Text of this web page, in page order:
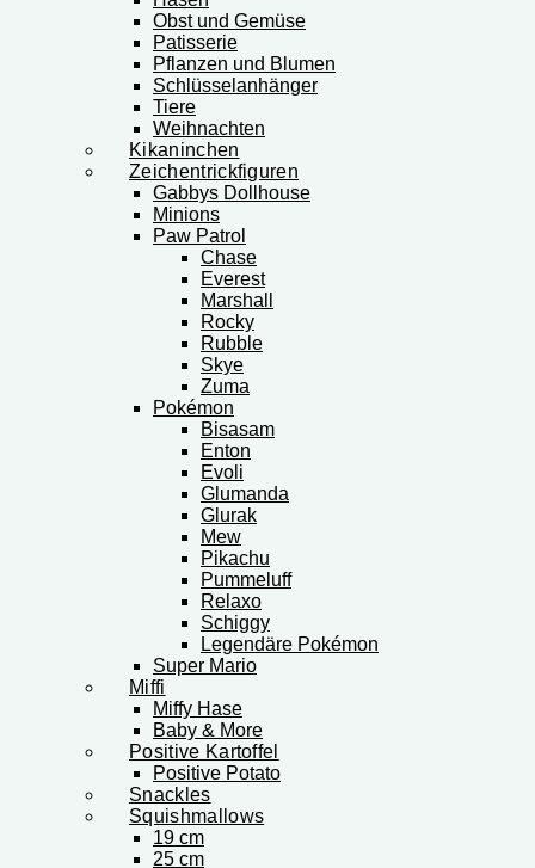
Obst und Gemüse
Patisserie
Pflanzen und Blumen
Schlüsselanhänger
Tiere
Weihnachten
Kikaninchen
Zeichentrickfiguren
Gabbys Dollhouse
Minions
Paw Patrol
Chase
Everest
Marshall
Rocky
Rubble
Skye
Zuma
Pokémon
Bisasam
Enton
Evoli
Glumanda
Glurak
Mew
Pikachu
Pummeluff
Relaxo
Schiggy
Legendäre Pokémon
Super Mario
Miffi
Miffy Hase
Baby & More
Positive Kartoffel
Positive Potato
Snackles
Squishmallows
19 cm
25 cm